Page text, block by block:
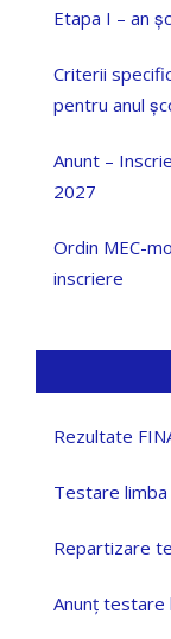
Etapa I – an
Criterii
pentru anul
Anunt –
2027
Ordin MEC-
inscriere
Rezultate
Testare
Repartizare
Anunț testare